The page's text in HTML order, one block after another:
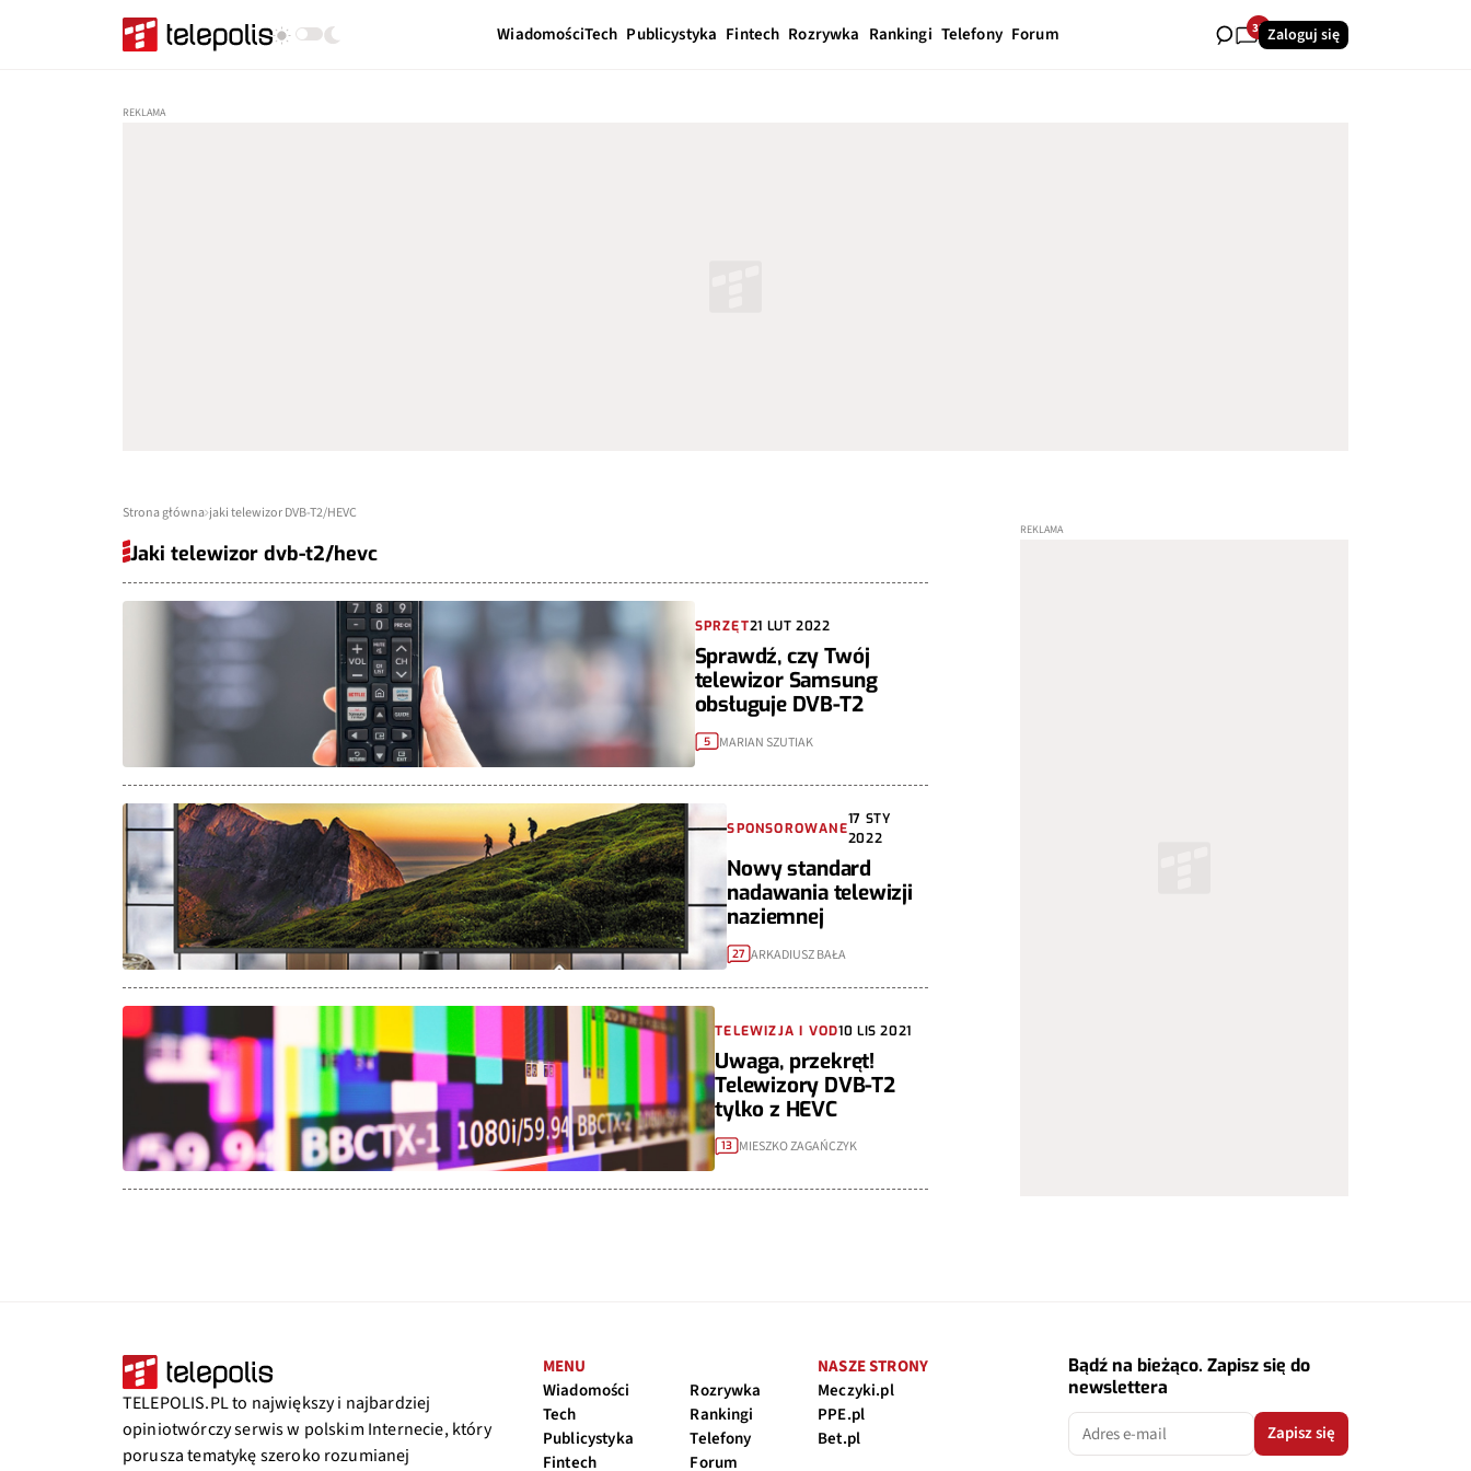
WiadomościTech Publicystyka Fintech Rozrywka Rankingi Telefony Forum 32Zaloguj się
Strona główna jaki telewizor DVB-T2/HEVC
Jaki telewizor dvb-t2/hevc
SPRZĘT21 LUT 2022
Sprawdź, czy Twój
telewizor Samsung
obsługuje DVB-T2
5 MARIAN SZUTIAK
SPONSOROWANE
17 STY
2022
Nowy standard
nadawania telewizji
naziemnej
27 ARKADIUSZ BAŁA
TELEWIZJA I VOD10 LIS 2021
Uwaga, przekręt!
Telewizory DVB-T2
tylko z HEVC
13 MIESZKO ZAGAŃCZYK
TELEPOLIS.PL to największy i najbardziej
opiniotwórczy serwis w polskim Internecie, który
porusza tematykę szeroko rozumianej
MENU
Wiadomości
Tech
Publicystyka
Fintech
Rozrywka
Rankingi
Telefony
Forum
NASZE STRONY
Meczyki.pl
PPE.pl
Bet.pl
Bądź na bieżąco. Zapisz się do
newslettera
Zapisz się